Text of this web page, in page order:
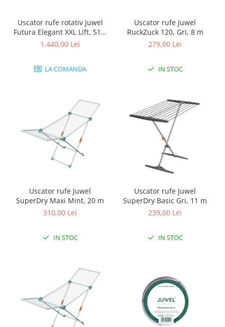
Uscator rufe rotativ Juwel
Futura Elegant XXL Lift, 51,5
m
1.440,00 Lei
LA COMANDA
Uscator rufe Juwel
RuckZuck 120, Gri, 8 m
279,00 Lei
IN STOC
Uscator rufe Juwel
SuperDry Maxi Mint, 20 m
310,00 Lei
IN STOC
Uscator rufe Juwel
SuperDry Basic Gri, 11 m
239,00 Lei
IN STOC